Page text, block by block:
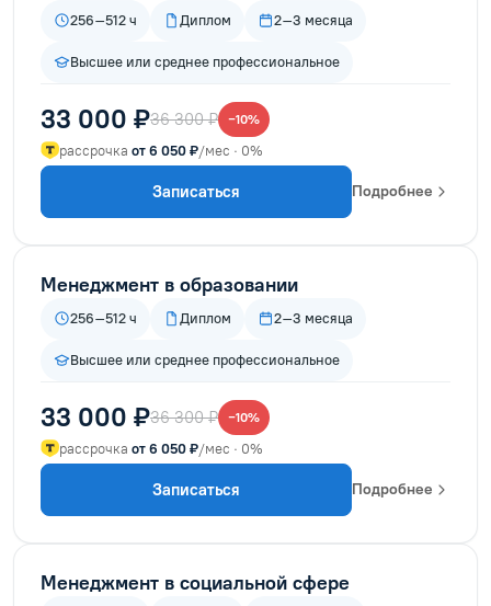
256–512 ч Диплом 2–3 месяца
Высшее или среднее профессиональное
33 000 ₽36 300 ₽ −10%
рассрочка от 6 050 ₽/мес · 0%
Записаться Подробнее
Менеджмент в образовании
256–512 ч Диплом 2–3 месяца
Высшее или среднее профессиональное
33 000 ₽36 300 ₽ −10%
рассрочка от 6 050 ₽/мес · 0%
Записаться Подробнее
Менеджмент в социальной сфере